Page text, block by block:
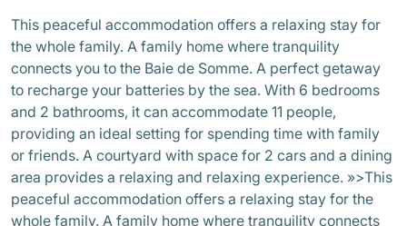
This peaceful accommodation offers a relaxing stay for
the whole family. A family home where tranquility
connects you to the Baie de Somme. A perfect getaway
to recharge your batteries by the sea. With 6 bedrooms
and 2 bathrooms, it can accommodate 11 people,
providing an ideal setting for spending time with family
or friends. A courtyard with space for 2 cars and a dining
area provides a relaxing and relaxing experience. »>This
peaceful accommodation offers a relaxing stay for the
whole family. A family home where tranquility connects